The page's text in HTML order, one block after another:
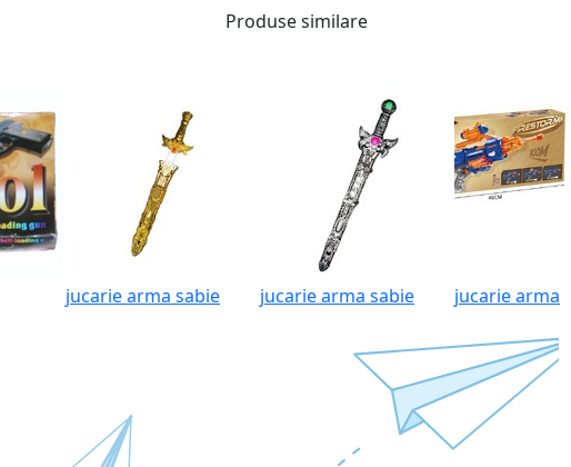
Produse similare
jucarie arma sabie jucarie arma sabie jucarie arma